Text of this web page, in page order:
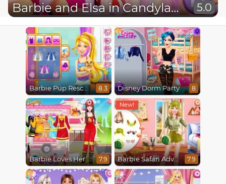
Barbie and Elsa in Candyland 5.0
Barbie Pup Rescue 8.3 Disney Dorm Party 8
Barbie Loves Her Job 7.9 Barbie Safari Adventure 7.9